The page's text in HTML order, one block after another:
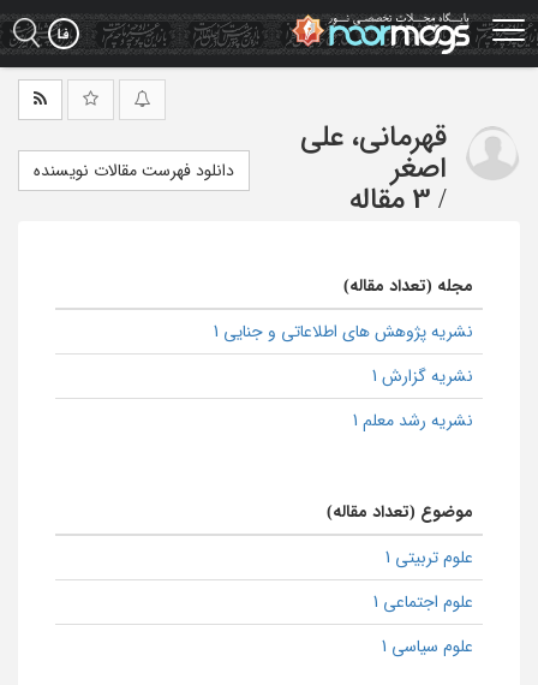
Skip
to
main
قهرمانی، علی
اصغر
/ 3 مقاله
دانلود فهرست مقالات نویسنده
مجله (تعداد مقاله)
نشریه پژوهش های اطلاعاتی و جنایی 1
نشریه گزارش 1
نشریه رشد معلم 1
موضوع (تعداد مقاله)
علوم تربیتی 1
علوم اجتماعی 1
علوم سیاسی 1